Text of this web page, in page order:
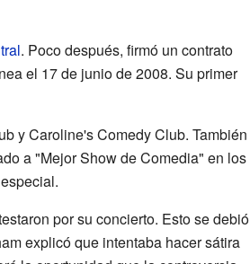
. Poco después, firmó un contrato
el 17 de junio de 2008. Su primer
y Caroline's Comedy Club. También
a "Mejor Show de Comedia" en los
por su concierto. Esto se debió
explicó que intentaba hacer sátira